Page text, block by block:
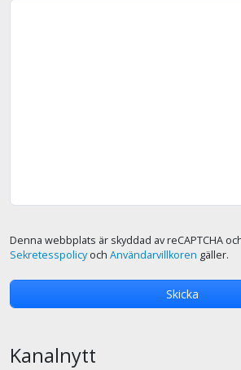
Denna webbplats är skyddad av reCAPTCHA
Sekretesspolicyoch Användarvillkoren gäller.
Kanalnytt